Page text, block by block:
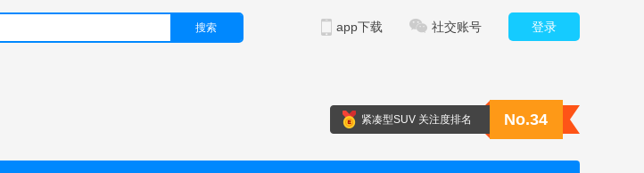
搜索 登录
社交账号
app下载
紧凑型SUV 关注度排名 No.34